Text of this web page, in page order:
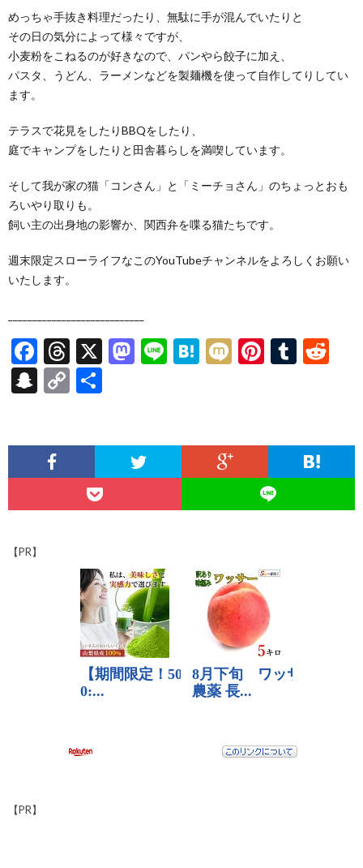
めっちゃ手抜き料理だったり、無駄に手が混んでいたりと
その日の気分によって様々ですが、
小麦粉をこねるのが好きなので、パンやら餃子に加え、
パスタ、うどん、ラーメンなどを製麺機を使って自作してりしてい
ます。
テラスで花見をしたりBBQをしたり、
庭でキャンプをしたりと田舎暮らしを満喫しています。
そして我が家の猫「コンさん」と「ミーチョさん」のちょっとおも
ろいやり取りも。
飼い主の出身地の影響か、関西弁を喋る猫たちです。
週末限定スローライフなこのYouTubeチャンネルをよろしくお願い
いたします。
F
ac
e
o
o
k
T
hr
ea
X
M
o
n
Li H
a
M Pi
t
T
r
t
S
pc
h
at
C
Li
n
【PR】
【PR】